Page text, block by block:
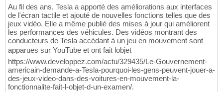
Au fil des ans, Tesla a apporté des améliorations aux interfaces
de l'écran tactile et ajouté de nouvelles fonctions telles que des
jeux vidéo. Elle a même publié des mises à jour qui améliorent
les performances des véhicules. Des vidéos montrant des
conducteurs de Tesla accédant à un jeu en mouvement sont
apparues sur YouTube et ont fait lobjet
https://www.developpez.com/actu/329435/Le-Gouvernement-
americain-demande-a-Tesla-pourquoi-les-gens-peuvent-jouer-a-
des-jeux-video-dans-des-voitures-en-mouvement-la-
fonctionnalite-fait-l-objet-d-un-examen/.